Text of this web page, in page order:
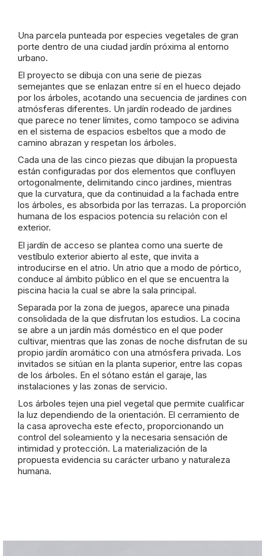
Una parcela punteada por especies vegetales de gran
porte dentro de una ciudad jardín próxima al entorno
urbano.
El proyecto se dibuja con una serie de piezas
semejantes que se enlazan entre sí en el hueco dejado
por los árboles, acotando una secuencia de jardines con
atmósferas diferentes. Un jardín rodeado de jardines
que parece no tener límites, como tampoco se adivina
en el sistema de espacios esbeltos que a modo de
camino abrazan y respetan los árboles.
Cada una de las cinco piezas que dibujan la propuesta
están configuradas por dos elementos que confluyen
ortogonalmente, delimitando cinco jardines, mientras
que la curvatura, que da continuidad a la fachada entre
los árboles, es absorbida por las terrazas. La proporción
humana de los espacios potencia su relación con el
exterior.
El jardín de acceso se plantea como una suerte de
vestíbulo exterior abierto al este, que invita a
introducirse en el atrio. Un atrio que a modo de pórtico,
conduce al ámbito público en el que se encuentra la
piscina hacia la cual se abre la sala principal.
Separada por la zona de juegos, aparece una pinada
consolidada de la que disfrutan los estudios. La cocina
se abre a un jardín más doméstico en el que poder
cultivar, mientras que las zonas de noche disfrutan de su
propio jardín aromático con una atmósfera privada. Los
invitados se sitúan en la planta superior, entre las copas
de los árboles. En el sótano están el garaje, las
instalaciones y las zonas de servicio.
Los árboles tejen una piel vegetal que permite cualificar
la luz dependiendo de la orientación. El cerramiento de
la casa aprovecha este efecto, proporcionando un
control del soleamiento y la necesaria sensación de
intimidad y protección. La materialización de la
propuesta evidencia su carácter urbano y naturaleza
humana.